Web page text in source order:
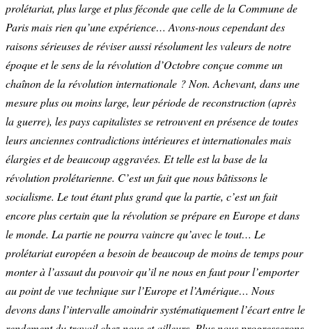
prolétariat, plus large et plus féconde que celle de la Commune de
Paris mais rien qu’une expérience… Avons-nous cependant des
raisons sérieuses de réviser aussi résolument les valeurs de notre
époque et le sens de la révolution d’Octobre conçue comme un
chaînon de la révolution internationale ? Non. Achevant, dans une
mesure plus ou moins large, leur période de reconstruction (après
la guerre), les pays capitalistes se retrouvent en présence de toutes
leurs anciennes contradictions intérieures et internationales mais
élargies et de beaucoup aggravées. Et telle est la base de la
révolution prolétarienne. C’est un fait que nous bâtissons le
socialisme. Le tout étant plus grand que la partie, c’est un fait
encore plus certain que la révolution se prépare en Europe et dans
le monde. La partie ne pourra vaincre qu’avec le tout… Le
prolétariat européen a besoin de beaucoup de moins de temps pour
monter à l’assaut du pouvoir qu’il ne nous en faut pour l’emporter
au point de vue technique sur l’Europe et l’Amérique… Nous
devons dans l’intervalle amoindrir systématiquement l’écart entre le